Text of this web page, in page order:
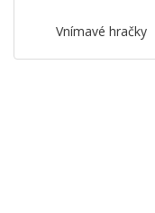
Vnímavé hračky